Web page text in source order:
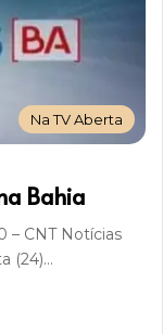
Na TV Aberta
Bahia
– CNT Notícias
(24)…